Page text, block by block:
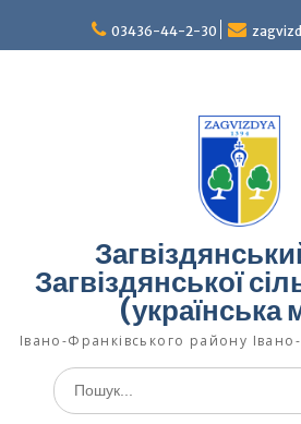
вмісту
03436-44-2-30
Загвіздянської
(українська
Івано-Франківського району
Шукати: